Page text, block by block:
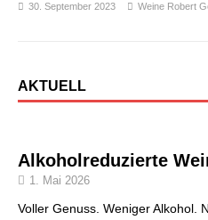
30. September 2023 Weine Robert
AKTUELL
Alkoholreduzierte
1. Mai 2026
Voller Genuss. Weniger Alkohol.